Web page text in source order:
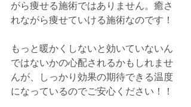
がら痩せる施術ではありません。癒さ
れながら痩せていける施術なのです！
もっと暖かくしないと効いていないん
ではないかの心配されるかもしれませ
んが、しっかり効果の期待できる温度
になっているのでご安心ください！！